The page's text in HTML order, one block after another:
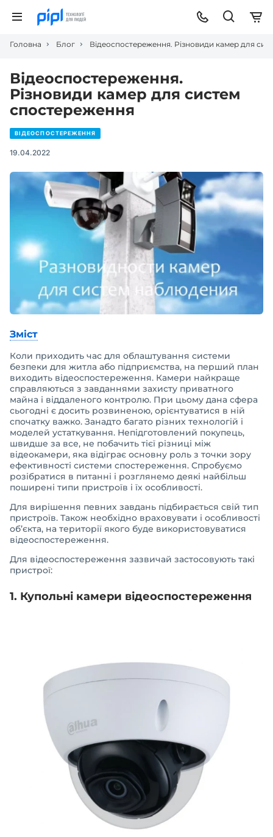
Головна Блог Відеоспостереження. Різновиди камер для
Відеоспостереження.
Різновиди камер для систем
спостереження
ВІДЕОСПОСТЕРЕЖЕННЯ
19.04.2022
Зміст
Коли приходить час для облаштування системи
безпеки для житла або підприємства, на перший план
виходить відеоспостереження. Камери найкраще
справляються з завданнями захисту приватного
майна і віддаленого контролю. При цьому дана сфера
сьогодні є досить розвиненою, орієнтуватися в ній
спочатку важко. Занадто багато різних технологій і
моделей устаткування. Непідготовлений покупець,
швидше за все, не побачить тієї різниці між
відеокамери, яка відіграє основну роль з точки зору
ефективності системи спостереження. Спробуємо
розібратися в питанні і розглянемо деякі найбільш
поширені типи пристроїв і їх особливості.
Для вирішення певних завдань підбирається свій тип
пристроїв. Також необхідно враховувати і особливості
об’єкта, на території якого буде використовуватися
відеоспостереження.
Для відеоспостереження зазвичай застосовують такі
пристрої:
1. Купольні камери відеоспостереження